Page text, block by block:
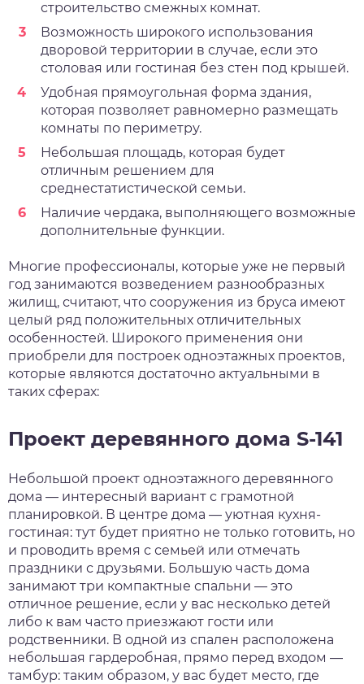
строительство смежных комнат.
Возможность широкого использования
дворовой территории в случае, если это
столовая или гостиная без стен под крышей.
Удобная прямоугольная форма здания,
которая позволяет равномерно размещать
комнаты по периметру.
Небольшая площадь, которая будет
отличным решением для
среднестатистической семьи.
Наличие чердака, выполняющего возможные
дополнительные функции.
Многие профессионалы, которые уже не первый
год занимаются возведением разнообразных
жилищ, считают, что сооружения из бруса имеют
целый ряд положительных отличительных
особенностей. Широкого применения они
приобрели для построек одноэтажных проектов,
которые являются достаточно актуальными в
таких сферах:
Проект деревянного дома S-141
Небольшой проект одноэтажного деревянного
дома — интересный вариант с грамотной
планировкой. В центре дома — уютная кухня-
гостиная: тут будет приятно не только готовить, но
и проводить время с семьей или отмечать
праздники с друзьями. Большую часть дома
занимают три компактные спальни — это
отличное решение, если у вас несколько детей
либо к вам часто приезжают гости или
родственники. В одной из спален расположена
небольшая гардеробная, прямо перед входом —
тамбур: таким образом, у вас будет место, где